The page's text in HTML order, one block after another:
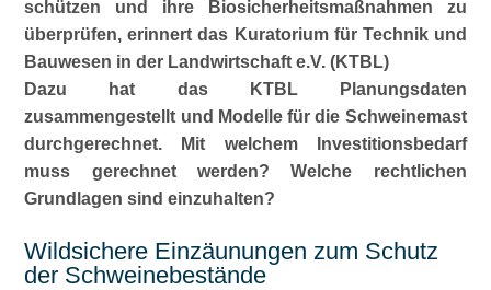
schützen und ihre Biosicherheitsmaßnahmen zu
überprüfen, erinnert das Kuratorium für Technik und
Bauwesen in der Landwirtschaft e.V. (KTBL)
Dazu hat das KTBL Planungsdaten
zusammengestellt und Modelle für die Schweinemast
durchgerechnet. Mit welchem Investitionsbedarf
muss gerechnet werden? Welche rechtlichen
Grundlagen sind einzuhalten?
Wildsichere Einzäunungen zum Schutz
der Schweinebestände